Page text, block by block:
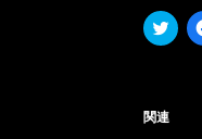
ク
リ
関連